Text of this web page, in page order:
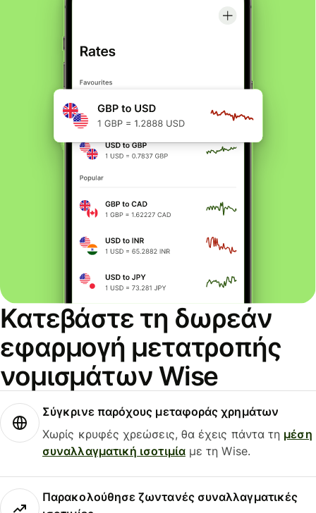
Κατεβάστε τη δωρεάν
εφαρμογή μετατροπής
νομισμάτων Wise
Σύγκρινε παρόχους μεταφοράς χρημάτων
Χωρίς κρυφές χρεώσεις, θα έχεις πάντα τη μέση
συναλλαγματική ισοτιμίαμε τη Wise.
Παρακολούθησε ζωντανές συναλλαγματικές